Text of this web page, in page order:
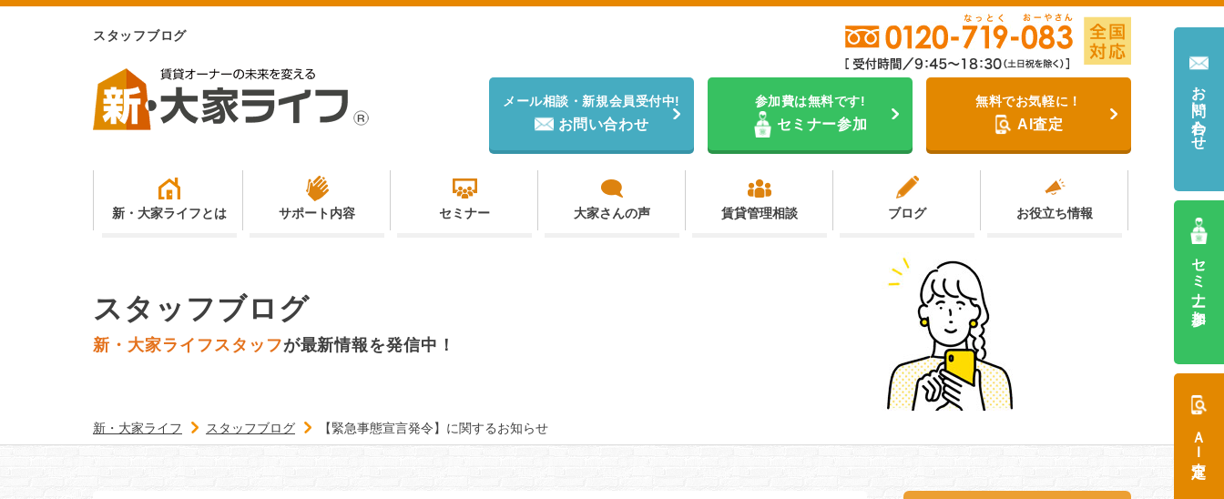
スタッフブログ
メール相談・新規会員受付中!
お問い合わせ
参加費は無料です!
セミナー参加
無料でお気軽に！
AI査定
新・大家ライフとは サポート内容 セミナー 大家さんの声 賃貸管理相談 ブログ お役立ち情報
スタッフブログ
新・大家ライフスタッフが最新情報を発信中！
新・大家ライフ スタッフブログ 【緊急事態宣言発令】に関するお知らせ
お問い合わせ
セミナー参加
ＡＩ査定